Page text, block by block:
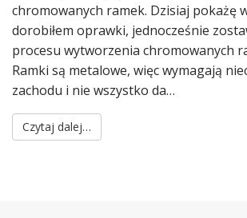
chromowanych ramek. Dzisiaj pokażę
dorobiłem oprawki, jednocześnie
procesu wytworzenia chromowanych
Ramki są metalowe, więc wymagają
zachodu i nie wszystko da…
Czytaj dalej…